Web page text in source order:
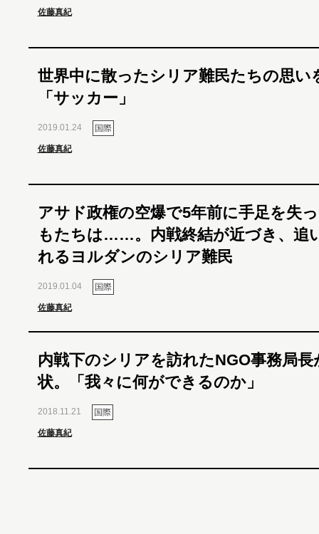
佐藤真紀
世界中に散ったシリア難民たちの思い
「サッカー」
2019.01.24 国際
佐藤真紀
アサド政権の空爆で5年前に手足を失
もたちは……。内戦終結が近づき、追
れるヨルダンのシリア難民
2019.01.04 国際
佐藤真紀
内戦下のシリアを訪れたNGO事務局長
状。「我々に何ができるのか」
2018.11.21 国際
佐藤真紀